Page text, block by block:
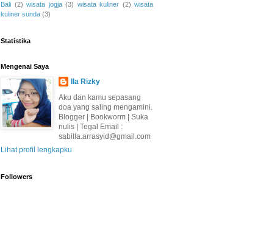
Bali (2) wisata jogja (3) wisata kuliner (2) wisata
kuliner sunda (3)
Statistika
Mengenai Saya
Ila Rizky
Aku dan kamu sepasang
doa yang saling mengamini.
Blogger | Bookworm | Suka
nulis | Tegal Email :
sabilla.arrasyid@gmail.com
Lihat profil lengkapku
Followers